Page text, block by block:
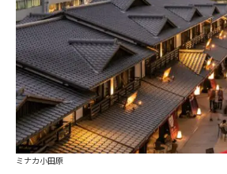
ミナカ小田原